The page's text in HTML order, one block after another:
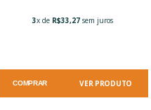
3x de R$33,27sem juros
COMPRAR VER PRODUTO